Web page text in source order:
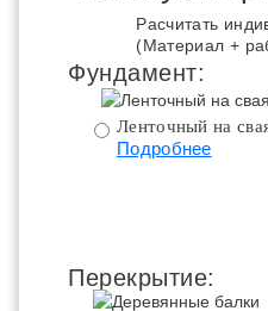
Расчитать
(Материал +
Фундамент:
Ленточный на
Подробнее
Перекрытие: